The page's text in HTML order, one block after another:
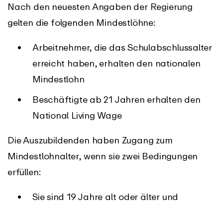
Nach den neuesten Angaben der Regierung
gelten die folgenden Mindestlöhne:
Arbeitnehmer, die das Schulabschlussalter
erreicht haben, erhalten den nationalen
Mindestlohn
Beschäftigte ab 21 Jahren erhalten den
National Living Wage
Die Auszubildenden haben Zugang zum
Mindestlohnalter, wenn sie zwei Bedingungen
erfüllen:
Sie sind 19 Jahre alt oder älter und